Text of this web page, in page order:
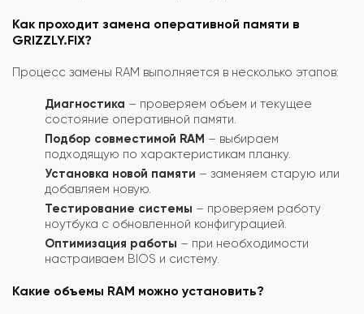
Как проходит замена оперативной памяти в
GRIZZLY.FIX?
Процесс замены RAM выполняется в несколько этапов:
Диагностика – проверяем объем и текущее
состояние оперативной памяти.
Подбор совместимой RAM – выбираем
подходящую по характеристикам планку.
Установка новой памяти – заменяем старую или
добавляем новую.
Тестирование системы – проверяем работу
ноутбука с обновленной конфигурацией.
Оптимизация работы – при необходимости
настраиваем BIOS и систему.
Какие объемы RAM можно установить?